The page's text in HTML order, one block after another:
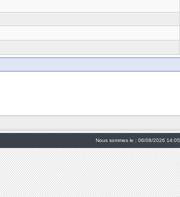
Nous sommes le : 06/08/2026 14:05